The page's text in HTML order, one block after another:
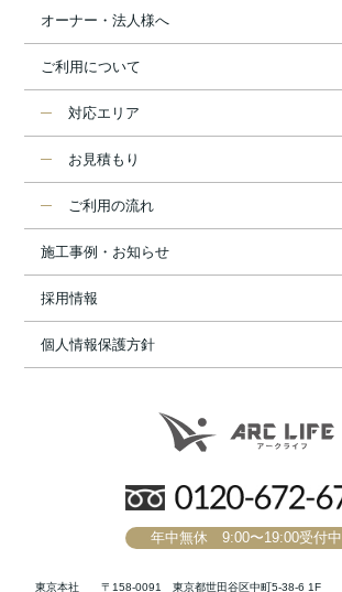
オーナー・法人様へ
ご利用について
対応エリア
お見積もり
ご利用の流れ
施工事例・お知らせ
採用情報
個人情報保護方針
年中無休 9:00〜19:00受付中
東京本社 〒158-0091 東京都世田谷区中町5-38-6 1F